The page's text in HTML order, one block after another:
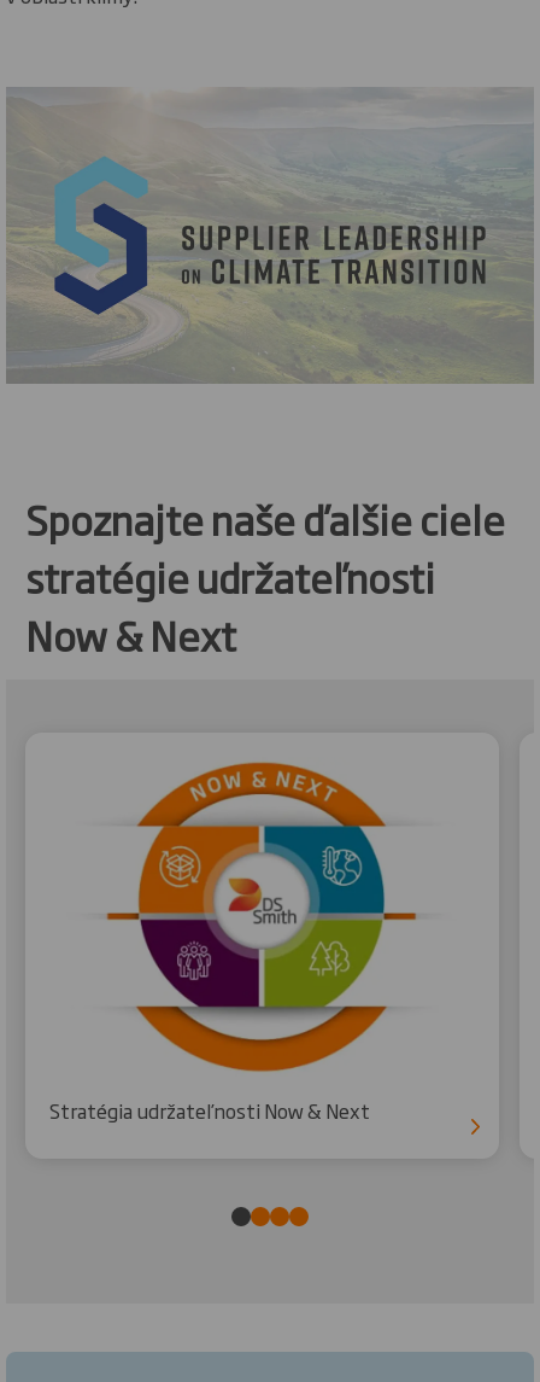
Spoznajte naše ďalšie ciele
stratégie udržateľnosti
Now & Next
Stratégia udržateľnosti Now & Next